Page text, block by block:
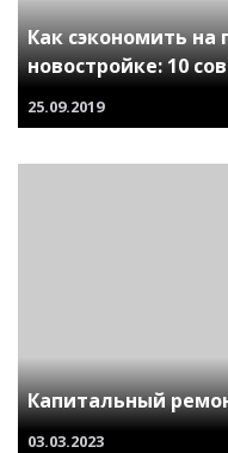
Как сэкономить на
новостройке: 10
25.09.2019
Капитальный
03.03.2023